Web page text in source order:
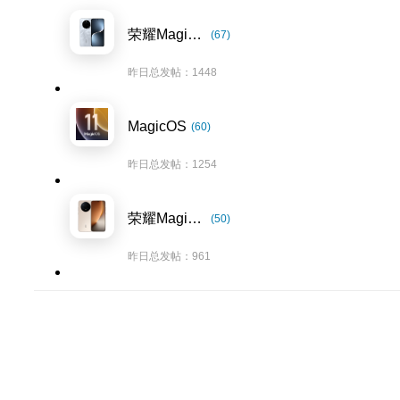
荣耀Magic7系列 (67)
昨日总发帖：1448
MagicOS (60)
昨日总发帖：1254
荣耀Magic8系列 (50)
昨日总发帖：961